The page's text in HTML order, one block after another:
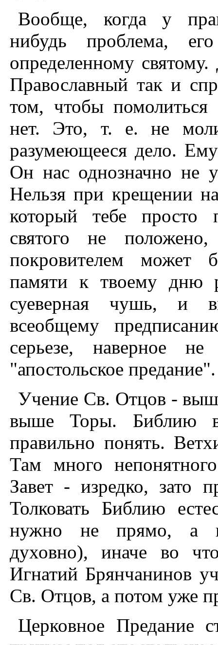
Вообще, когда у
нибудь проблема,
определенному
Православный так и
том, чтобы
нет. Это, т. е. не
разумеющееся дело.
Он нас однозначно не
Нельзя при крещении
который тебе просто
святого не положено,
покровителем может
памяти к твоему дню
суеверная чушь, и
всеобщему
серьезе, наверное
"апостольское предание".
Учение Св. Отцов -
выше Торы. Библию
правильно понять.
Там много
Завет - изредко, зато
Толковать Библию
нужно не прямо, а
духовно), иначе во
Игнатий Брянчанинов
Св. Отцов, а потом уже
Церковное Предание